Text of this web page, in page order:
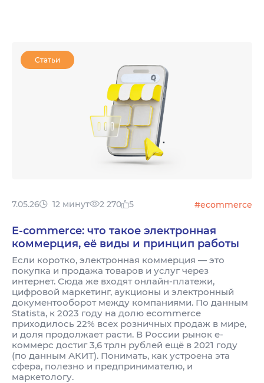
Статьи
7.05.26 12 минут 2 270 5 #ecommerce
E-commerce: что такое электронная
коммерция, её виды и принцип работы
Если коротко, электронная коммерция — это
покупка и продажа товаров и услуг через
интернет. Сюда же входят онлайн-платежи,
цифровой маркетинг, аукционы и электронный
документооборот между компаниями. По данным
Statista, к 2023 году на долю ecommerce
приходилось 22% всех розничных продаж в мире,
и доля продолжает расти. В России рынок e-
коммерс достиг 3,6 трлн рублей ещё в 2021 году
(по данным АКИТ). Понимать, как устроена эта
сфера, полезно и предпринимателю, и
маркетологу.